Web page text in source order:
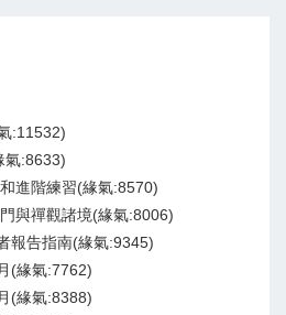
:11532)
氣:8633)
進階練習(緣氣:8570)
與禪觀諸境(緣氣:8006)
報告指南(緣氣:9345)
(緣氣:7762)
(緣氣:8388)